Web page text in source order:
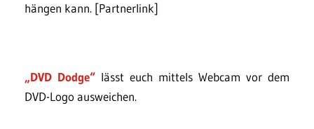
hängen kann. [Partnerlink]
„DVD Dodge“ lässt euch mittels Webcam vor dem
DVD-Logo ausweichen.